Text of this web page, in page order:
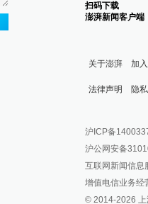
扫码下载
澎湃新闻客户端
关于澎湃 加
法律声明 隐
报料邮箱:
沪ICP备
沪公网安备
互联网新闻信息
增值电信业务经
© 2014-2026 上